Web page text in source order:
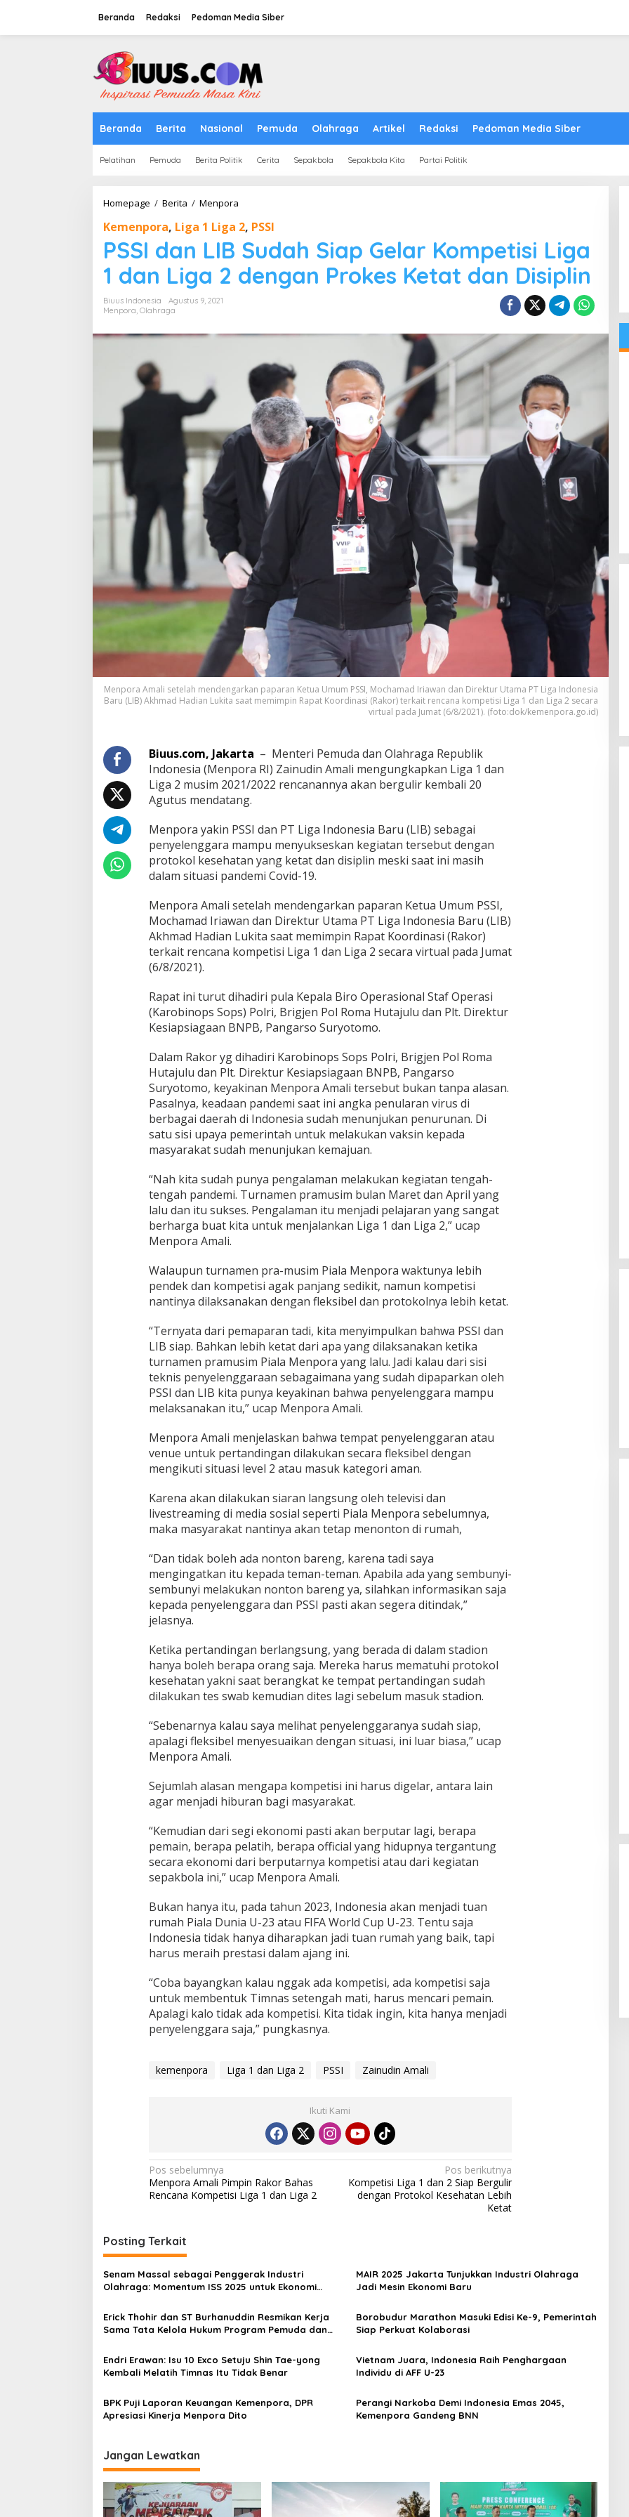
Beranda Redaksi Pedoman Media Siber
Beranda Berita Nasional Pemuda Olahraga Artikel Redaksi Pedoman Media Siber
Pelatihan Pemuda Berita Politik Cerita Sepakbola Sepakbola Kita Partai Politik
Homepage / Berita / Menpora
LIB
Sudah
Siap
Gelar
Kompetisi
2
Prokes
Ketat
dan
Disiplin
Kemenpora, Liga 1 Liga 2, PSSI
PSSI dan LIB Sudah Siap Gelar Kompetisi Liga
1 dan Liga 2 dengan Prokes Ketat dan Disiplin
Biuus Indonesia
Agustus 9, 2021
Menpora, Olahraga
Menpora Amali setelah mendengarkan paparan Ketua Umum PSSI, Mochamad Iriawan dan Direktur Utama PT Liga Indonesia
Baru (LIB) Akhmad Hadian Lukita saat memimpin Rapat Koordinasi (Rakor) terkait rencana kompetisi Liga 1 dan Liga 2 secara
virtual pada Jumat (6/8/2021). (foto:dok/kemenpora.go.id)
Biuus.com, Jakarta – Menteri Pemuda dan Olahraga Republik
Indonesia (Menpora RI) Zainudin Amali mengungkapkan Liga 1 dan
Liga 2 musim 2021/2022 rencanannya akan bergulir kembali 20
Agutus mendatang.
Menpora yakin PSSI dan PT Liga Indonesia Baru (LIB) sebagai
penyelenggara mampu menyukseskan kegiatan tersebut dengan
protokol kesehatan yang ketat dan disiplin meski saat ini masih
dalam situasi pandemi Covid-19.
Menpora Amali setelah mendengarkan paparan Ketua Umum PSSI,
Mochamad Iriawan dan Direktur Utama PT Liga Indonesia Baru (LIB)
Akhmad Hadian Lukita saat memimpin Rapat Koordinasi (Rakor)
terkait rencana kompetisi Liga 1 dan Liga 2 secara virtual pada Jumat
(6/8/2021).
Rapat ini turut dihadiri pula Kepala Biro Operasional Staf Operasi
(Karobinops Sops) Polri, Brigjen Pol Roma Hutajulu dan Plt. Direktur
Kesiapsiagaan BNPB, Pangarso Suryotomo.
Dalam Rakor yg dihadiri Karobinops Sops Polri, Brigjen Pol Roma
Hutajulu dan Plt. Direktur Kesiapsiagaan BNPB, Pangarso
Suryotomo, keyakinan Menpora Amali tersebut bukan tanpa alasan.
Pasalnya, keadaan pandemi saat ini angka penularan virus di
berbagai daerah di Indonesia sudah menunjukan penurunan. Di
satu sisi upaya pemerintah untuk melakukan vaksin kepada
masyarakat sudah menunjukan kemajuan.
“Nah kita sudah punya pengalaman melakukan kegiatan tengah-
tengah pandemi. Turnamen pramusim bulan Maret dan April yang
lalu dan itu sukses. Pengalaman itu menjadi pelajaran yang sangat
berharga buat kita untuk menjalankan Liga 1 dan Liga 2,” ucap
Menpora Amali.
Walaupun turnamen pra-musim Piala Menpora waktunya lebih
pendek dan kompetisi agak panjang sedikit, namun kompetisi
nantinya dilaksanakan dengan fleksibel dan protokolnya lebih ketat.
“Ternyata dari pemaparan tadi, kita menyimpulkan bahwa PSSI dan
LIB siap. Bahkan lebih ketat dari apa yang dilaksanakan ketika
turnamen pramusim Piala Menpora yang lalu. Jadi kalau dari sisi
teknis penyelenggaraan sebagaimana yang sudah dipaparkan oleh
PSSI dan LIB kita punya keyakinan bahwa penyelenggara mampu
melaksanakan itu,” ucap Menpora Amali.
Menpora Amali menjelaskan bahwa tempat penyelenggaran atau
venue untuk pertandingan dilakukan secara fleksibel dengan
mengikuti situasi level 2 atau masuk kategori aman.
Karena akan dilakukan siaran langsung oleh televisi dan
livestreaming di media sosial seperti Piala Menpora sebelumnya,
maka masyarakat nantinya akan tetap menonton di rumah,
“Dan tidak boleh ada nonton bareng, karena tadi saya
mengingatkan itu kepada teman-teman. Apabila ada yang sembunyi-
sembunyi melakukan nonton bareng ya, silahkan informasikan saja
kepada penyelenggara dan PSSI pasti akan segera ditindak,”
jelasnya.
Ketika pertandingan berlangsung, yang berada di dalam stadion
hanya boleh berapa orang saja. Mereka harus mematuhi protokol
kesehatan yakni saat berangkat ke tempat pertandingan sudah
dilakukan tes swab kemudian dites lagi sebelum masuk stadion.
“Sebenarnya kalau saya melihat penyelenggaranya sudah siap,
apalagi fleksibel menyesuaikan dengan situasi, ini luar biasa,” ucap
Menpora Amali.
Sejumlah alasan mengapa kompetisi ini harus digelar, antara lain
agar menjadi hiburan bagi masyarakat.
“Kemudian dari segi ekonomi pasti akan berputar lagi, berapa
pemain, berapa pelatih, berapa official yang hidupnya tergantung
secara ekonomi dari berputarnya kompetisi atau dari kegiatan
sepakbola ini,” ucap Menpora Amali.
Bukan hanya itu, pada tahun 2023, Indonesia akan menjadi tuan
rumah Piala Dunia U-23 atau FIFA World Cup U-23. Tentu saja
Indonesia tidak hanya diharapkan jadi tuan rumah yang baik, tapi
harus meraih prestasi dalam ajang ini.
“Coba bayangkan kalau nggak ada kompetisi, ada kompetisi saja
untuk membentuk Timnas setengah mati, harus mencari pemain.
Apalagi kalo tidak ada kompetisi. Kita tidak ingin, kita hanya menjadi
penyelenggara saja,” pungkasnya.
kemenpora Liga 1 dan Liga 2 PSSI Zainudin Amali
Ikuti Kami
Navigasi
pos
Pos sebelumnya
Menpora Amali Pimpin Rakor Bahas
Rencana Kompetisi Liga 1 dan Liga 2
Pos berikutnya
Kompetisi Liga 1 dan 2 Siap Bergulir
dengan Protokol Kesehatan Lebih
Ketat
Posting Terkait
Senam Massal sebagai Penggerak Industri
Olahraga: Momentum ISS 2025 untuk Ekonomi
MAIR 2025 Jakarta Tunjukkan Industri Olahraga
Jadi Mesin Ekonomi Baru
Erick Thohir dan ST Burhanuddin Resmikan Kerja
Sama Tata Kelola Hukum Program Pemuda dan
Borobudur Marathon Masuki Edisi Ke-9, Pemerintah
Siap Perkuat Kolaborasi
Endri Erawan: Isu 10 Exco Setuju Shin Tae-yong
Kembali Melatih Timnas Itu Tidak Benar
Vietnam Juara, Indonesia Raih Penghargaan
Individu di AFF U-23
BPK Puji Laporan Keuangan Kemenpora, DPR
Apresiasi Kinerja Menpora Dito
Perangi Narkoba Demi Indonesia Emas 2045,
Kemenpora Gandeng BNN
Jangan Lewatkan
Enam Pejabat Baru Resmi Dilantik
di Kejati Kepri oleh J. Devy